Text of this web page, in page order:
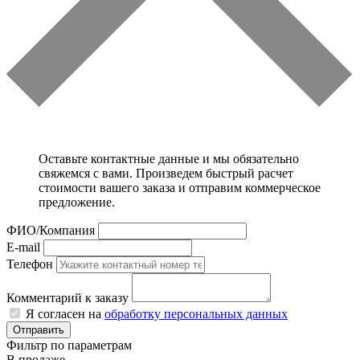
Оставьте контактные данные и мы обязательно
свяжемся с вами. Произведем быстрый расчет
стоимости вашего заказа и отправим коммерческое
предложение.
ФИО/Компания
E-mail
Телефон
Комментарий к заказу
Я согласен на обработку персональных данных
Отправить
Фильтр по параметрам